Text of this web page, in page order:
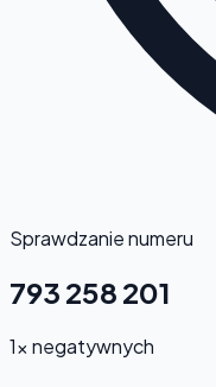
Sprawdzanie numeru
793 258 201
1x negatywnych